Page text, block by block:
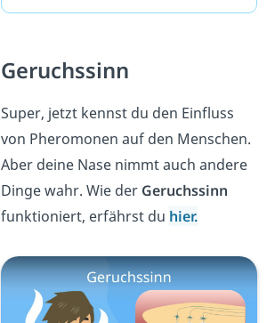
Geruchssinn
Super, jetzt kennst du den Einfluss
von Pheromonen auf den Menschen.
Aber deine Nase nimmt auch andere
Dinge wahr. Wie der Geruchssinn
funktioniert, erfährst du hier.